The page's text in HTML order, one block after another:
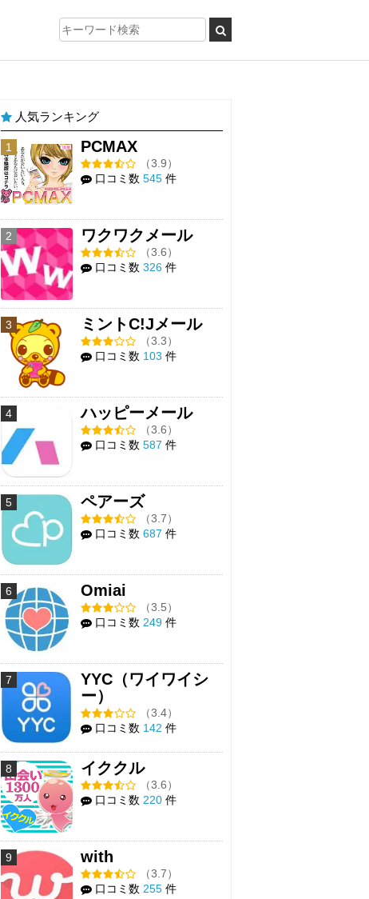
人気ランキング
1 PCMAX
（3.9）
口コミ数 545 件
2 ワクワクメール
（3.6）
口コミ数 326 件
3 ミントC!Jメール
（3.3）
口コミ数 103 件
4 ハッピーメール
（3.6）
口コミ数 587 件
5 ペアーズ
（3.7）
口コミ数 687 件
6 Omiai
（3.5）
口コミ数 249 件
7
YYC（ワイワイシ
ー）
（3.4）
口コミ数 142 件
8 イククル
（3.6）
口コミ数 220 件
9 with
（3.7）
口コミ数 255 件